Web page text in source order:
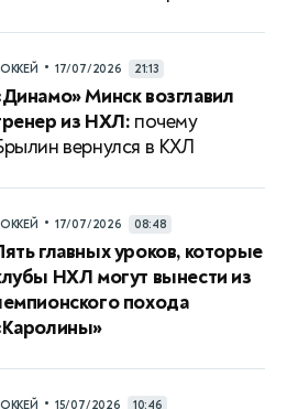
• 17/07/2026 21:13
Минск возглавил
из НХЛ: почему
вернулся в КХЛ
• 17/07/2026 08:48
главных уроков, которые
НХЛ могут вынести из
похода
• 15/07/2026 10:46